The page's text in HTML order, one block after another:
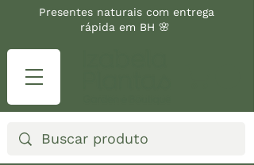
Presentes naturais com entrega
rápida em BH 🌸